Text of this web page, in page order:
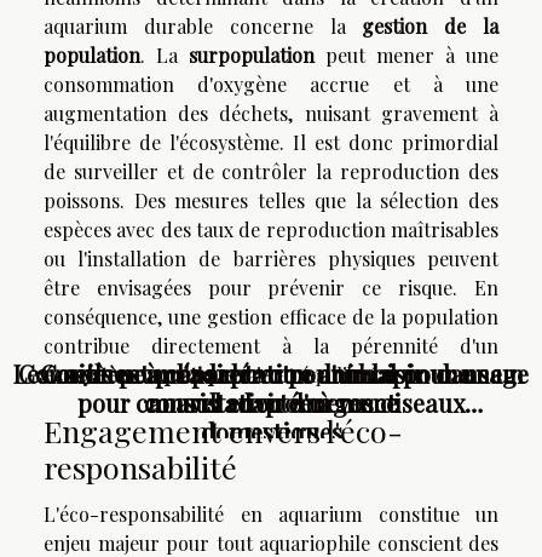
aquarium durable concerne la gestion de la
population. La surpopulation peut mener à une
consommation d'oxygène accrue et à une
augmentation des déchets, nuisant gravement à
l'équilibre de l'écosystème. Il est donc primordial
de surveiller et de contrôler la reproduction des
poissons. Des mesures telles que la sélection des
espèces avec des taux de reproduction maîtrisables
ou l'installation de barrières physiques peuvent
être envisagées pour prévenir ce risque. En
conséquence, une gestion efficace de la population
contribue directement à la pérennité d'un
écosystème aquatiquesain et équilibré.
Engagement envers l'éco-
responsabilité
L'éco-responsabilité en aquarium constitue un
enjeu majeur pour tout aquariophile conscient des
Conseils pour l'adaptation d'un lapin dans un
nouvel environnement
Comment préparer votre animal pour une
consultation d'urgence
Les critères à considérer pour choisir une cage
pour canaris adaptée à vos oiseaux
domestiques